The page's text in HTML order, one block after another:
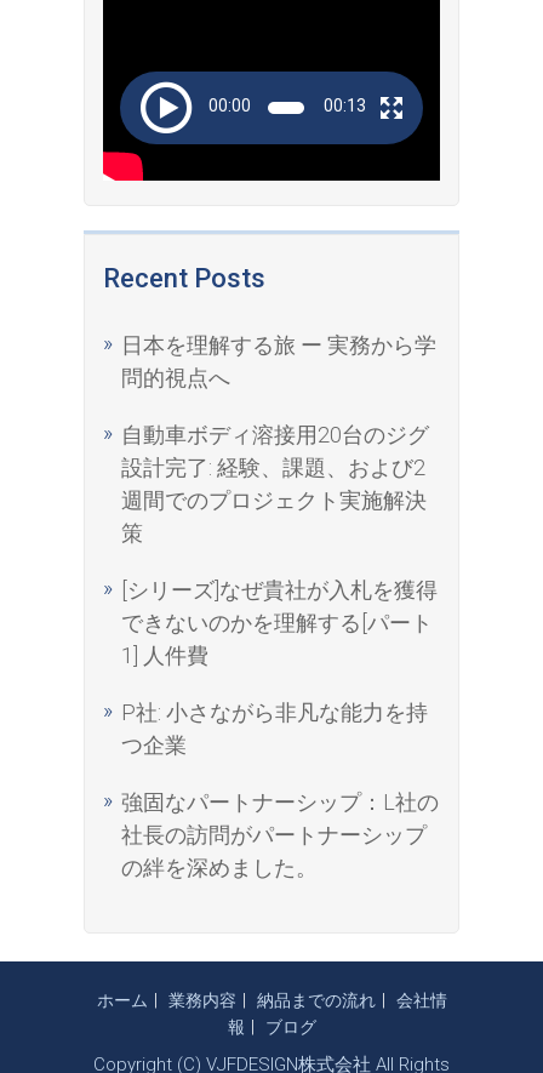
00:00 00:13
Recent Posts
日本を理解する旅 ー 実務から学
問的視点へ
自動車ボディ溶接用20台のジグ
設計完了: 経験、課題、および2
週間でのプロジェクト実施解決
策
[シリーズ]なぜ貴社が入札を獲得
できないのかを理解する[パート
1] 人件費
P社: 小さながら非凡な能力を持
つ企業
強固なパートナーシップ：L社の
社長の訪問がパートナーシップ
の絆を深めました。
ホーム 業務内容 納品までの流れ
会社情
報
ブログ
Copyright (C) VJFDESIGN株式会社 All Rights